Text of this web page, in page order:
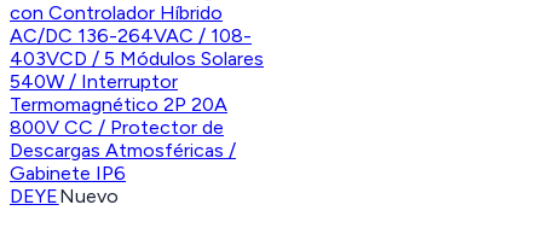
DEYENuevo